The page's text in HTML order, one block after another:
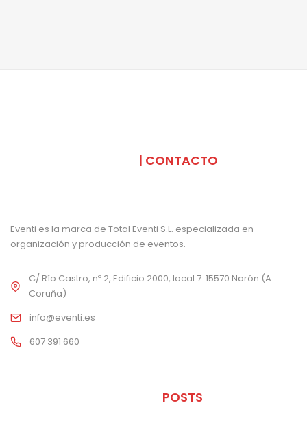
| CONTACTO
Eventi es la marca de Total Eventi S.L. especializada en
organización y producción de eventos.
C/ Río Castro, nº 2, Edificio 2000, local 7. 15570 Narón (A
Coruña)
info@eventi.es
607 391 660
POSTS